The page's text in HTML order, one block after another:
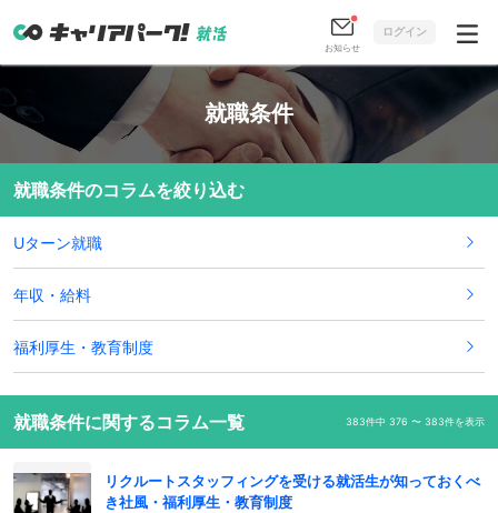
お知らせ
ログイン
就職条件
就職条件のコラムを絞り込む
Uターン就職
年収・給料
福利厚生・教育制度
就職条件に関するコラム一覧 383件中 376 〜 383件を表示
リクルートスタッフィングを受ける就活生が知っておくべ
き社風・福利厚生・教育制度